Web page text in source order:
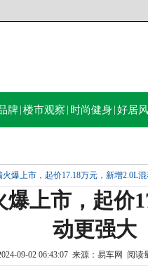
牌 楼市观察 时尚健身 好居
爆上市，起价17.18万元，新增2.0L
上市，起价
动更强大
09-02 06:43:07 来源：易车网 阅